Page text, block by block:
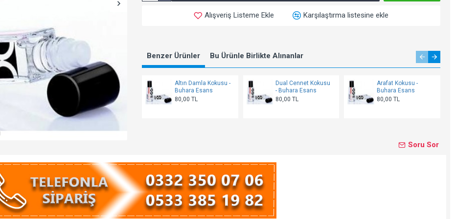
Alışveriş Listeme Ekle Karşılaştırma listesine ekle
Benzer Ürünler Bu Ürünle Birlikte Alınanlar
Altın Damla Kokusu -
Buhara Esans
80,00 TL
Dual Cennet Kokusu
- Buhara Esans
80,00 TL
Arafat Kokusu -
Buhara Esans
80,00 TL
Soru Sor